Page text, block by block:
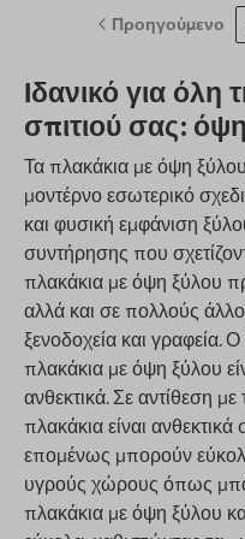
Προηγούμενο
Ιδανικό για
σπιτιού σας:
Τα πλακάκια με όψη
μοντέρνο εσωτερικό
και φυσική εμφάνιση
συντήρησης που
πλακάκια με όψη ξύλου
αλλά και σε πολλούς
ξενοδοχεία και γραφεία. Ο
πλακάκια με όψη ξύλου
ανθεκτικά. Σε αντίθεση
πλακάκια είναι
επομένως μπορούν
υγρούς χώρους όπως
πλακάκια με όψη ξύλου